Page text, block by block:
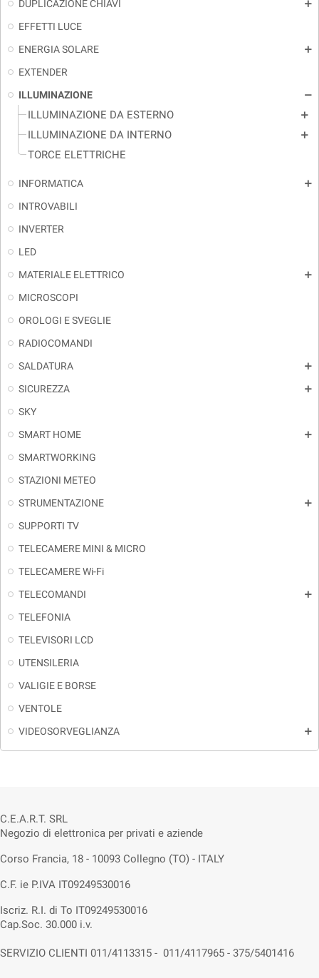
DUPLICAZIONE CHIAVI add
EFFETTI LUCE
ENERGIA SOLARE
add
EXTENDER
ILLUMINAZIONE
remove
ILLUMINAZIONE DA ESTERNO add
ILLUMINAZIONE DA INTERNO add
TORCE ELETTRICHE
INFORMATICA add
INTROVABILI
INVERTER
LED
MATERIALE ELETTRICO
add
MICROSCOPI
OROLOGI E SVEGLIE
RADIOCOMANDI
SALDATURA
add
SICUREZZA add
SKY
SMART HOME
add
SMARTWORKING
STAZIONI METEO
STRUMENTAZIONE
add
SUPPORTI TV
TELECAMERE MINI & MICRO
TELECAMERE Wi-Fi
TELECOMANDI
add
TELEFONIA
TELEVISORI LCD
UTENSILERIA
VALIGIE E BORSE
VENTOLE
VIDEOSORVEGLIANZA
add
C.E.A.R.T. SRL
Negozio di elettronica per privati e aziende
Corso Francia, 18 - 10093 Collegno (TO) - ITALY
C.F. ie P.IVA IT09249530016
Iscriz. R.I. di To IT09249530016
Cap.Soc. 30.000 i.v.
SERVIZIO CLIENTI 011/4113315 - 011/4117965 - 375/5401416